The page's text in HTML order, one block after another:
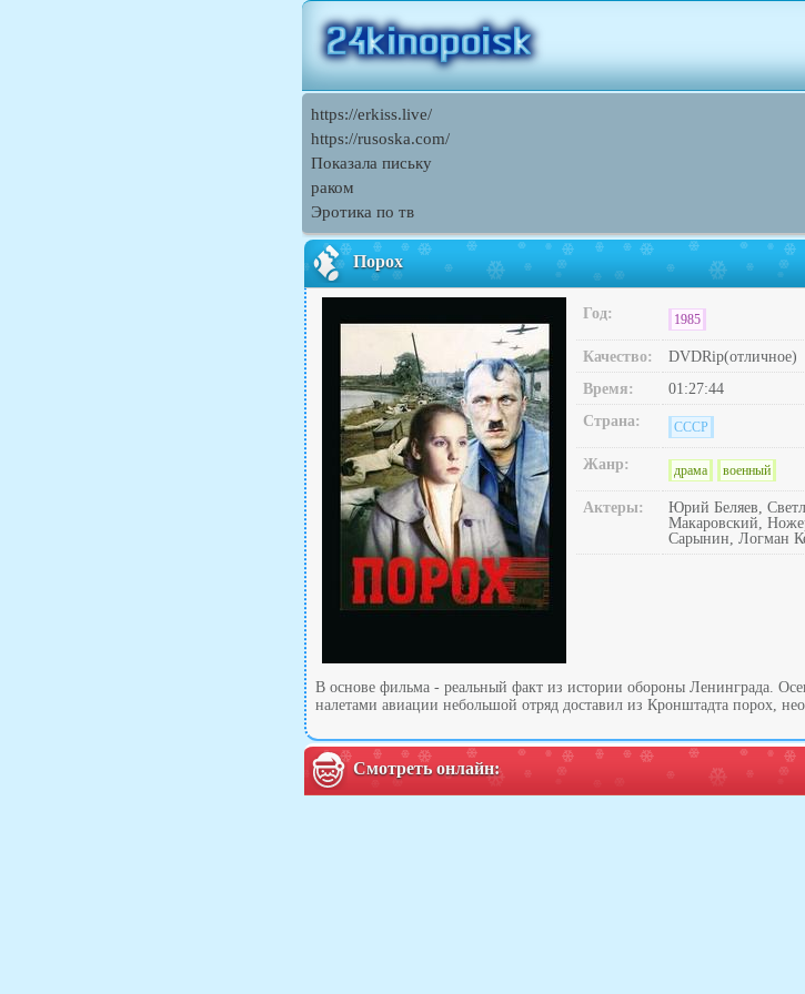
https://erkiss.live/
https://rusoska.com/
Показала письку
раком
Эротика по тв
Порох
Год: 1985
Качество:
DVDRip(отличное)
Время:
01:27:44
Страна:
СССР
Жанр: драма военный
Актеры:
Юрий Беляев,
Макаровский,
Сарынин, Логман
В основе фильма - реальный факт из истории обороны Ленинграда.
налетами авиации небольшой отряд доставил из Кронштадта порох,
Смотреть онлайн: